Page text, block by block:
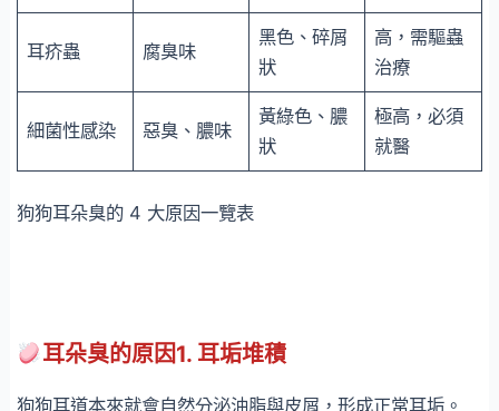
耳疥蟲 腐臭味
黑色、碎屑
狀
高，需驅蟲
治療
細菌性感染 惡臭、膿味
黃綠色、膿
狀
極高，必須
就醫
狗狗耳朵臭的 4 大原因一覽表
耳朵臭的原因1. 耳垢堆積
狗狗耳道本來就會自然分泌油脂與皮屑，形成正常耳垢。